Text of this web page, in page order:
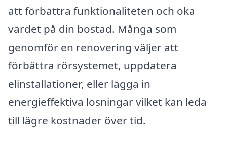
att förbättra funktionaliteten och öka
värdet på din bostad. Många som
genomför en renovering väljer att
förbättra rörsystemet, uppdatera
elinstallationer, eller lägga in
energieffektiva lösningar vilket kan leda
till lägre kostnader över tid.